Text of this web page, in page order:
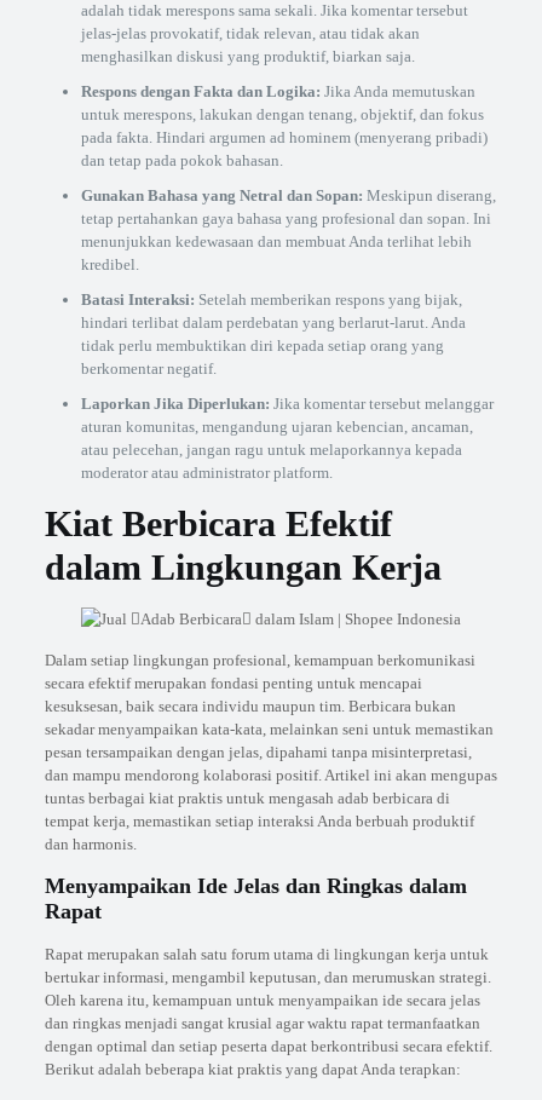
adalah tidak merespons sama sekali. Jika komentar tersebut
jelas-jelas provokatif, tidak relevan, atau tidak akan
menghasilkan diskusi yang produktif, biarkan saja.
Respons dengan Fakta dan Logika: Jika Anda memutuskan
untuk merespons, lakukan dengan tenang, objektif, dan fokus
pada fakta. Hindari argumen ad hominem (menyerang pribadi)
dan tetap pada pokok bahasan.
Gunakan Bahasa yang Netral dan Sopan: Meskipun diserang,
tetap pertahankan gaya bahasa yang profesional dan sopan. Ini
menunjukkan kedewasaan dan membuat Anda terlihat lebih
kredibel.
Batasi Interaksi: Setelah memberikan respons yang bijak,
hindari terlibat dalam perdebatan yang berlarut-larut. Anda
tidak perlu membuktikan diri kepada setiap orang yang
berkomentar negatif.
Laporkan Jika Diperlukan: Jika komentar tersebut melanggar
aturan komunitas, mengandung ujaran kebencian, ancaman,
atau pelecehan, jangan ragu untuk melaporkannya kepada
moderator atau administrator platform.
Kiat Berbicara Efektif
dalam Lingkungan Kerja
Dalam setiap lingkungan profesional, kemampuan berkomunikasi
secara efektif merupakan fondasi penting untuk mencapai
kesuksesan, baik secara individu maupun tim. Berbicara bukan
sekadar menyampaikan kata-kata, melainkan seni untuk memastikan
pesan tersampaikan dengan jelas, dipahami tanpa misinterpretasi,
dan mampu mendorong kolaborasi positif. Artikel ini akan mengupas
tuntas berbagai kiat praktis untuk mengasah adab berbicara di
tempat kerja, memastikan setiap interaksi Anda berbuah produktif
dan harmonis.
Menyampaikan Ide Jelas dan Ringkas dalam
Rapat
Rapat merupakan salah satu forum utama di lingkungan kerja untuk
bertukar informasi, mengambil keputusan, dan merumuskan strategi.
Oleh karena itu, kemampuan untuk menyampaikan ide secara jelas
dan ringkas menjadi sangat krusial agar waktu rapat termanfaatkan
dengan optimal dan setiap peserta dapat berkontribusi secara efektif.
Berikut adalah beberapa kiat praktis yang dapat Anda terapkan: